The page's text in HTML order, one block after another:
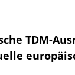
TDM-